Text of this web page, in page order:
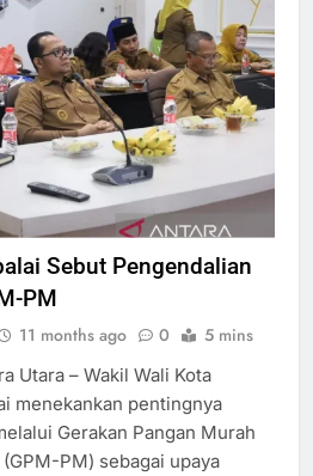
Sebut Pengendalian
PM
11 months ago 0 5 mins
Utara – Wakil Wali Kota
menekankan pentingnya
Gerakan Pangan Murah
PM) sebagai upaya